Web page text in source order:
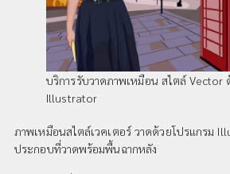
บริการรับวาดภาพเหมือน สไตล์ Vector
Illustrator
ภาพเหมือนสไตล์เวคเตอร์ วาดด้วยโปรแกรม
ประกอบที่วาดพร้อมพื้นฉากหลัง